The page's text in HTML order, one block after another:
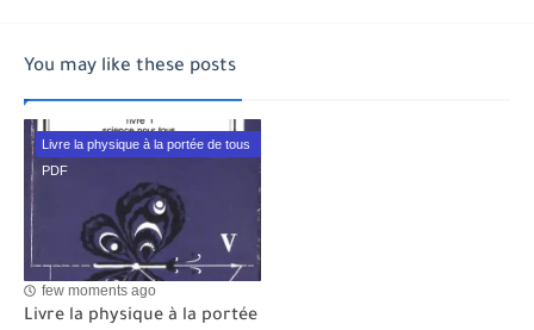
You may like these posts
Livre la physique à la portée de tous
PDF
few moments ago
Livre la physique à la portée